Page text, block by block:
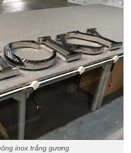
inox trắng gương